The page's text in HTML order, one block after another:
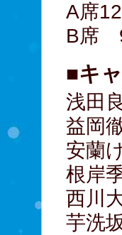
A席
B席
■キ
浅田
益岡
安蘭
根岸
西川
芋洗